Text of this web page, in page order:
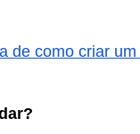
de como criar